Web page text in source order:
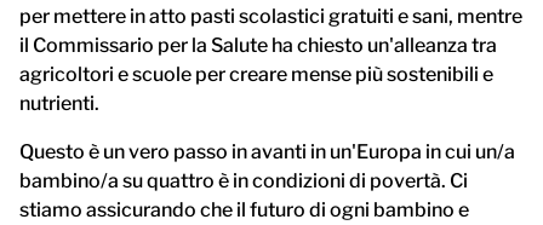
per mettere in atto pasti scolastici gratuiti e sani, mentre
il Commissario per la Salute ha chiesto un'alleanza tra
agricoltori e scuole per creare mense più sostenibili e
nutrienti.
Questo è un vero passo in avanti in un'Europa in cui un/a
bambino/a su quattro è in condizioni di povertà. Ci
stiamo assicurando che il futuro di ogni bambino e